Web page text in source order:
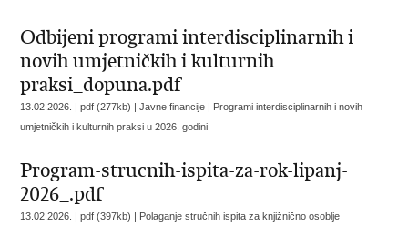
Odbijeni programi interdisciplinarnih i
novih umjetničkih i kulturnih
praksi_dopuna.pdf
13.02.2026. | pdf (277kb) | Javne financije | Programi interdisciplinarnih i novih
umjetničkih i kulturnih praksi u 2026. godini
Program-strucnih-ispita-za-rok-lipanj-
2026_.pdf
13.02.2026. | pdf (397kb) | Polaganje stručnih ispita za knjižnično osoblje